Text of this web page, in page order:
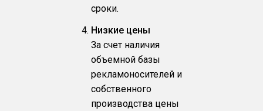
сроки.
Низкие цены
За счет наличия
объемной базы
рекламоносителей и
собственного
производства цены